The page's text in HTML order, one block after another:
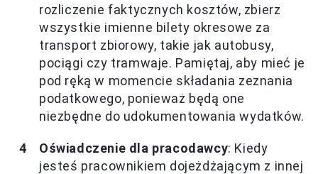
rozliczenie faktycznych kosztów, zbierz
wszystkie imienne bilety okresowe za
transport zbiorowy, takie jak autobusy,
pociągi czy tramwaje. Pamiętaj, aby mieć je
pod ręką w momencie składania zeznania
podatkowego, ponieważ będą one
niezbędne do udokumentowania wydatków.
Oświadczenie dla pracodawcy: Kiedy
jesteś pracownikiem dojeżdżającym z innej